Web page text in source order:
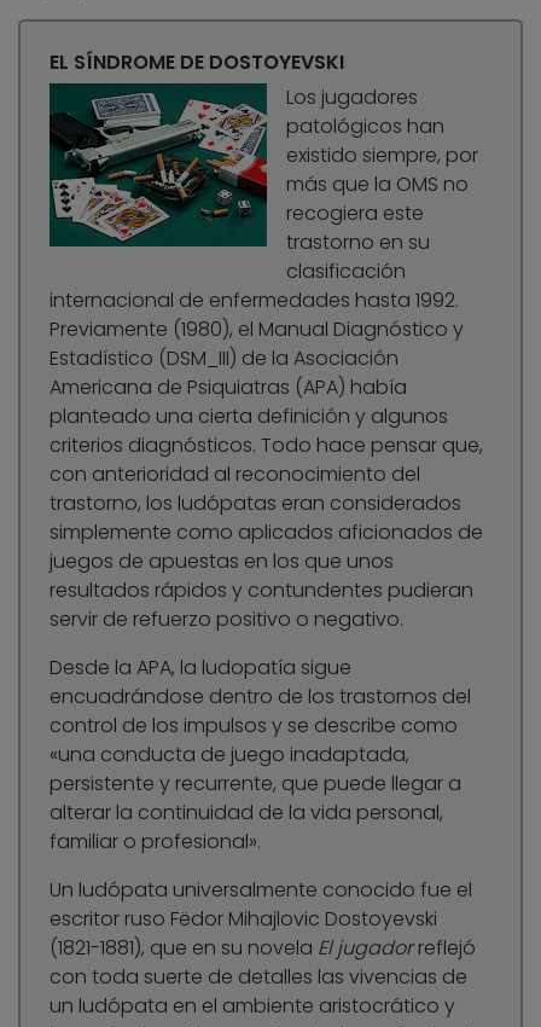
EL SÍNDROME DE DOSTOYEVSKI
Los jugadores
patológicos han
existido siempre, por
más que la OMS no
recogiera este
trastorno en su
clasificación
internacional de enfermedades hasta 1992.
Previamente (1980), el Manual Diagnóstico y
Estadístico (DSM_III) de la Asociación
Americana de Psiquiatras (APA) había
planteado una cierta definición y algunos
criterios diagnósticos. Todo hace pensar que,
con anterioridad al reconocimiento del
trastorno, los ludópatas eran considerados
simplemente como aplicados aficionados de
juegos de apuestas en los que unos
resultados rápidos y contundentes pudieran
servir de refuerzo positivo o negativo.
Desde la APA, la ludopatía sigue
encuadrándose dentro de los trastornos del
control de los impulsos y se describe como
«una conducta de juego inadaptada,
persistente y recurrente, que puede llegar a
alterar la continuidad de la vida personal,
familiar o profesional».
Un ludópata universalmente conocido fue el
escritor ruso Fëdor Mihajlovic Dostoyevski
(1821-1881), que en su novela El jugadorreflejó
con toda suerte de detalles las vivencias de
un ludópata en el ambiente aristocrático y